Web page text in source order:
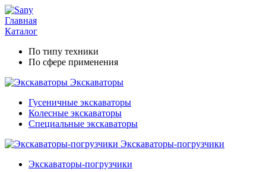
Главная
Каталог
По типу техники
По сфере применения
Экскаваторы
Гусеничные экскаваторы
Колесные экскаваторы
Специальные экскаваторы
Экскаваторы-погрузчики
Экскаваторы-погрузчики